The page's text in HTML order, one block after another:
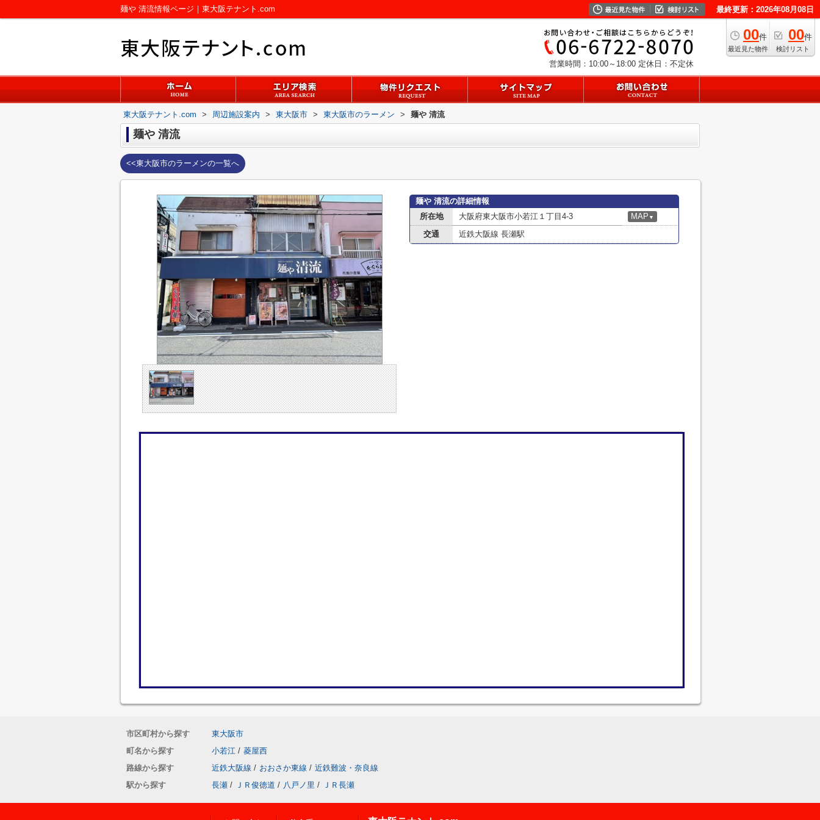
麺や 清流情報ページ｜東大阪テナント.com 最終更新：2026年08月08日
00件
最近見た物件
00件
検討リスト
営業時間：10:00～18:00 定休日：不定休
東大阪テナント.com > 周辺施設案内 > 東大阪市 > 東大阪市のラーメン > 麺や 清流
麺や 清流
<<東大阪市のラーメンの一覧へ
麺や 清流の詳細情報
所在地
大阪府東大阪市小若江１丁目4-3 MAP ▼
交通 近鉄大阪線 長瀬駅
市区町村から探す
東大阪市
町名から探す
小若江 / 菱屋西
路線から探す
近鉄大阪線 / おおさか東線 / 近鉄難波・奈良線
駅から探す
長瀬 / ＪＲ俊徳道 / 八戸ノ里 / ＪＲ長瀬